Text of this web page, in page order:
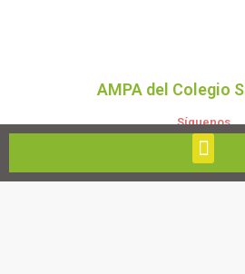
AMPA del Colegio
Síguenos